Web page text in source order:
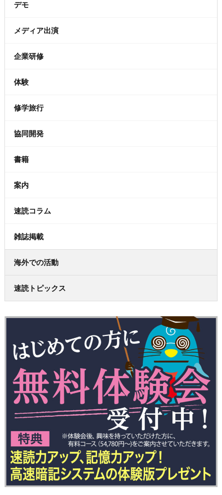
デモ
メディア出演
企業研修
体験
修学旅行
協同開発
書籍
案内
速読コラム
雑誌掲載
海外での活動
速読トピックス